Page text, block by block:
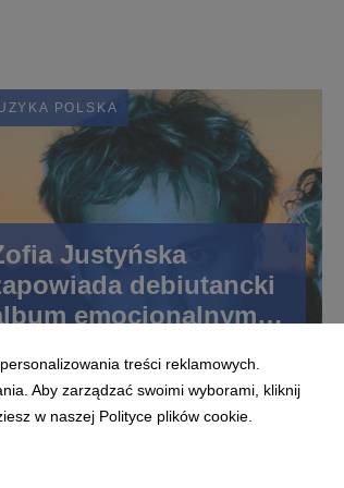
POLSKA
Justyńska
debiutancki
emocjonalnym
z udziałem Kuby
treści reklamowych.
Aby zarządzać swoimi wyborami, kliknij
w naszej Polityce plików cookie.